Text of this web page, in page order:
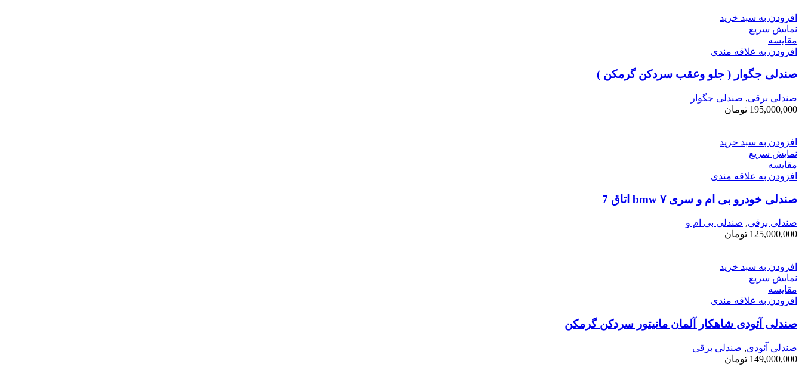
افزودن به سبد خرید
نمایش سریع
مقايسه
افزودن به علاقه مندی
صندلی جگوار ( جلو وعقب سردکن گرمکن )
صندلی برقی, صندلی جگوار
195,000,000 تومان
افزودن به سبد خرید
نمایش سریع
مقايسه
افزودن به علاقه مندی
صندلی خودرو بی ام و سری ۷ bmw اتاق ‌7
صندلی برقی, صندلی بی ام و
125,000,000 تومان
افزودن به سبد خرید
نمایش سریع
مقايسه
افزودن به علاقه مندی
صندلی آئودی شاهکار آلمان مانیتور سردکن گرمکن
صندلی آئودی, صندلی برقی
149,000,000 تومان